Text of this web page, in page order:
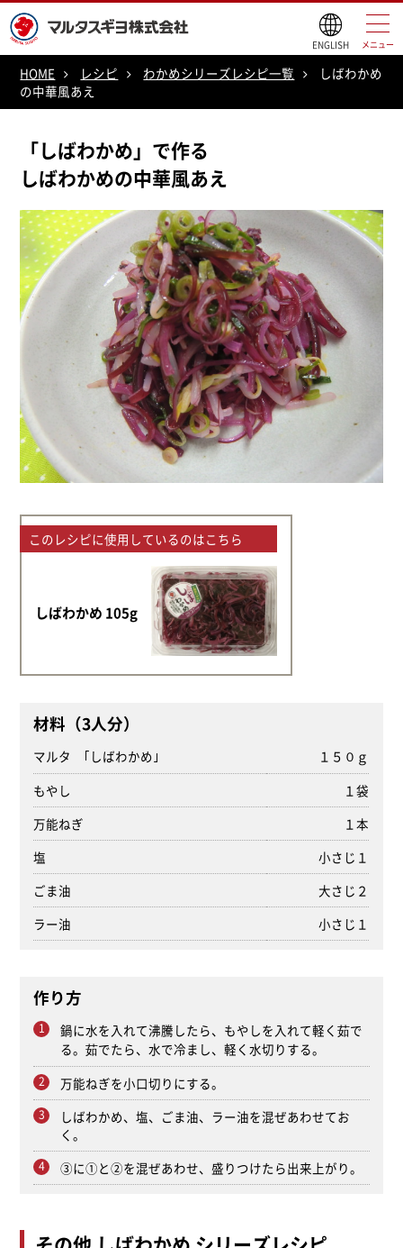
ENGLISH メニュー
HOME レシピ わかめシリーズレシピ一覧
しばわかめ
の中華風あえ
「しばわかめ」で作る
しばわかめの中華風あえ
このレシピに使用しているのはこちら
しばわかめ 105g
材料（3人分）
マルタ ｢しばわかめ｣
１５０ｇ
もやし
１袋
万能ねぎ
１本
塩
小さじ１
ごま油
大さじ２
ラー油
小さじ１
作り方
鍋に水を入れて沸騰したら、もやしを入れて軽く茹で
る。茹でたら、水で冷まし、軽く水切りする。
万能ねぎを小口切りにする。
しばわかめ、塩、ごま油、ラー油を混ぜあわせてお
く。
③に①と②を混ぜあわせ、盛りつけたら出来上がり。